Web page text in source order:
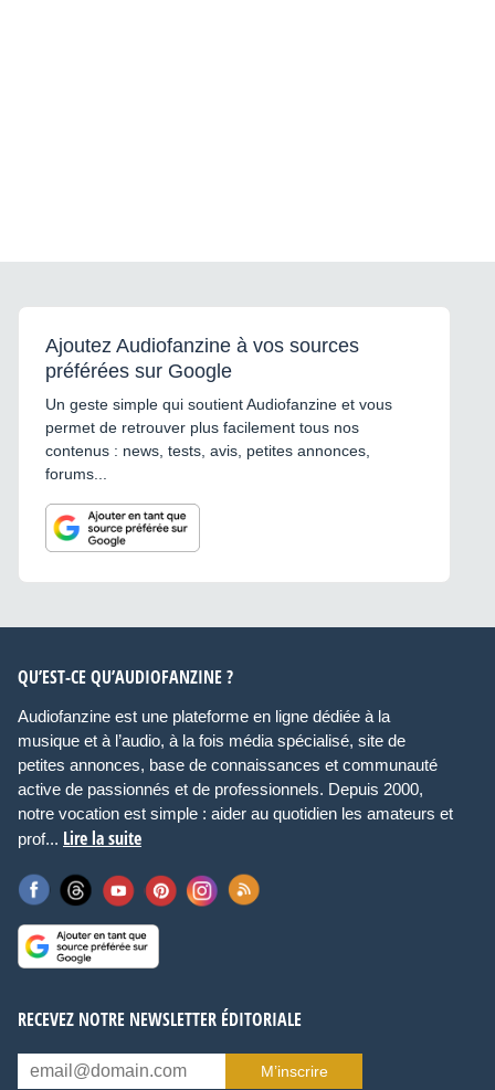
Ajoutez Audiofanzine à vos sources
préférées sur Google
Un geste simple qui soutient Audiofanzine et vous
permet de retrouver plus facilement tous nos
contenus : news, tests, avis, petites annonces,
forums...
QU’EST-CE QU’AUDIOFANZINE ?
Audiofanzine est une plateforme en ligne dédiée à la
musique et à l’audio, à la fois média spécialisé, site de
petites annonces, base de connaissances et communauté
active de passionnés et de professionnels. Depuis 2000,
notre vocation est simple : aider au quotidien les amateurs et
prof... Lire la suite
RECEVEZ NOTRE NEWSLETTER ÉDITORIALE
M’inscrire